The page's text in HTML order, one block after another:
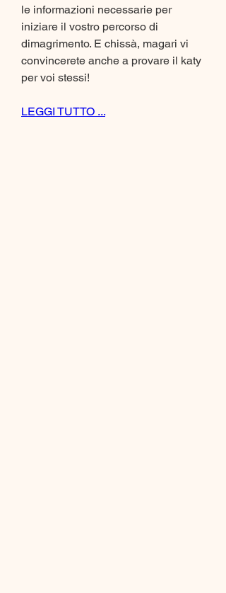
le informazioni necessarie per
iniziare il vostro percorso di
dimagrimento. E chissà, magari vi
convincerete anche a provare il katy
per voi stessi!
LEGGI TUTTO ...